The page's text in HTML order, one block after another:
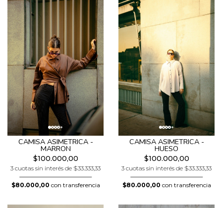
CAMISA ASIMETRICA -
MARRON
$100.000,00
3 cuotas sin interés de $33.333,33
$80.000,00 con transferencia
CAMISA ASIMETRICA -
HUESO
$100.000,00
3 cuotas sin interés de $33.333,33
$80.000,00 con transferencia